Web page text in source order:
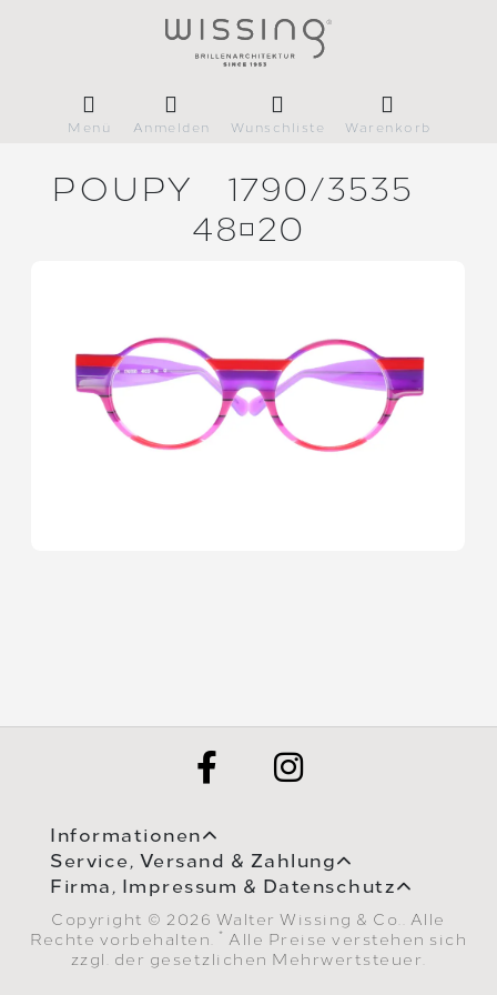
Menü Anmelden Wunschliste Warenkorb
POUPY 1790/3535
4820
Informationen
Service, Versand & Zahlung
Firma, Impressum & Datenschutz
Copyright © 2026 Walter Wissing & Co.. Alle
Rechte vorbehalten.
* Alle Preise verstehen sich
zzgl. der gesetzlichen Mehrwertsteuer.